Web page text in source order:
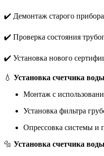
✔️ Демонтаж старого прибора
✔️ Проверка состояния
✔️ Установка нового
💧 Установка счетчика
Монтаж с
Установка фильтра
Опрессовка системы и
🔩 Установка счетчика